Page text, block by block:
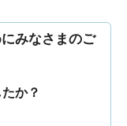
みなさまのご
か？